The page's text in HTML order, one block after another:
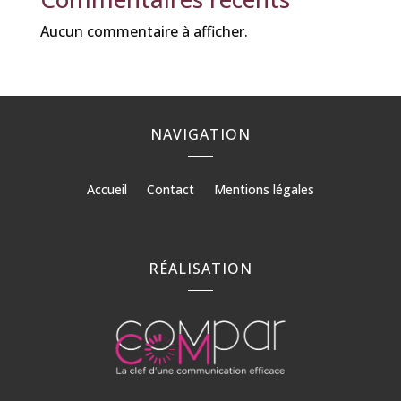
Aucun commentaire à afficher.
NAVIGATION
Accueil Contact Mentions légales
RÉALISATION